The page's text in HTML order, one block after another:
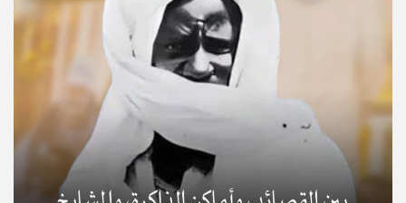
© Copyright 2025, APS